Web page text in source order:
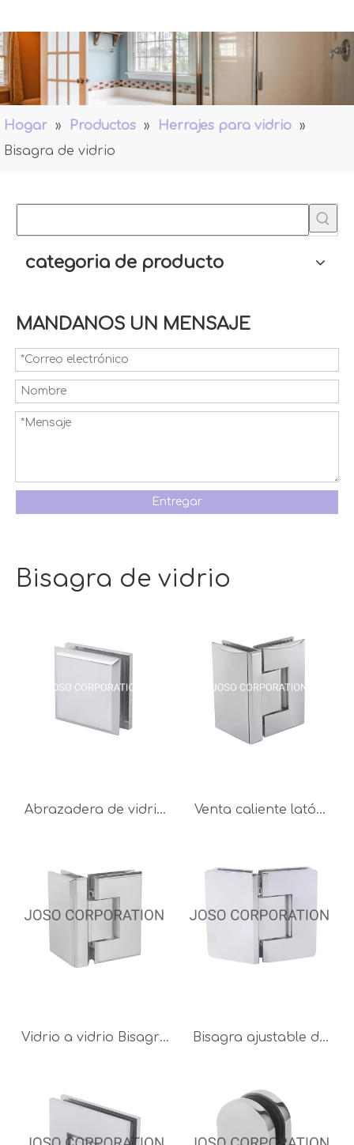
Hogar » Productos » Herrajes para vidrio »
Bisagra de vidrio
categoria de producto
MANDANOS UN MENSAJE
Entregar
Bisagra de vidrio
Abrazadera de vidrio
ducha, herrajes para
baño, montaje de
vidrio
Venta caliente latón
baño accesorios de
ducha
Vidrio a vidrio Bisagra
latón Acabado de
espejo Bisagra de
baño Abrazadera de
Bisagra ajustable de
Bisagra de vidrio
Cromo brillante